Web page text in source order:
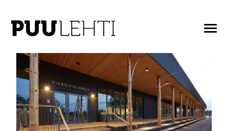
ARTIKKELIT AVAINASANALLA: KIERTOTALOUS